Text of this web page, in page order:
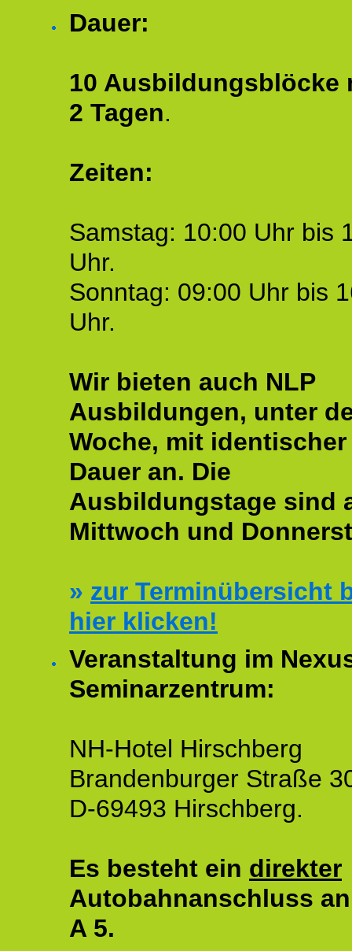
Dauer:
10 Ausbildungsblöcke
2 Tagen.
Zeiten:
Samstag: 10:00 Uhr bis
Uhr.
Sonntag: 09:00 Uhr bis
Uhr.
Wir bieten auch NLP
Ausbildungen, unter
Woche, mit identischer
Dauer an. Die
Ausbildungstage sind
Mittwoch und
» zur Terminübersicht
hier klicken!
Veranstaltung im
Seminarzentrum:
NH-Hotel Hirschberg
Brandenburger Straße
D-69493 Hirschberg.
Es besteht ein direkter
Autobahnanschluss
A 5.